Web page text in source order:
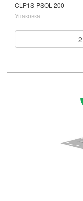
CLP1S-PSOL-200
Упаковка